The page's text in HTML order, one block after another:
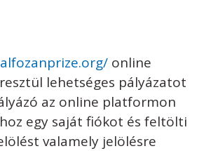
online
lehetséges pályázatot
az online platformon
egy saját fiókot és feltölti
valamely jelölésre